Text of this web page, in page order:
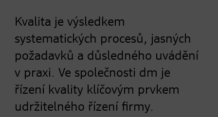
Kvalita je výsledkem
systematických procesů, jasných
požadavků a důsledného uvádění
v praxi. Ve společnosti dm je
řízení kvality klíčovým prvkem
udržitelného řízení firmy.